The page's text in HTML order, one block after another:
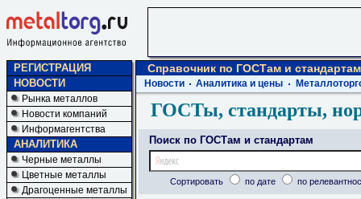
РЕГИСТРАЦИЯ
НОВОСТИ
Рынка металлов
Новости компаний
Информагентства
АНАЛИТИКА
Черные металлы
Цветные металлы
Драгоценные металлы
Справочник по ГОСТам и стандартам
Новости Аналитика и цены
ГОСТы, стандарты,
Поиск по ГОСТам и стандартам
Сортировать по дате по